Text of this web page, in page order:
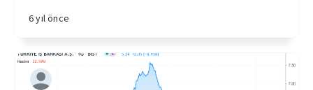
6 yıl önce